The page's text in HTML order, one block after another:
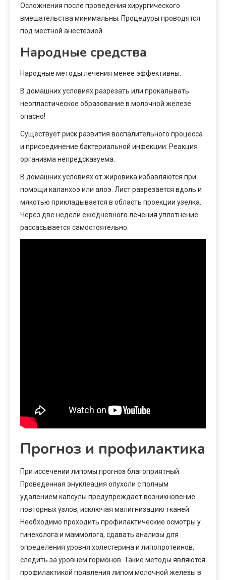
Осложнения после проведения хирургического
вмешательства минимальны. Процедуры проводятся
под местной анестезией.
Народные средства
Народные методы лечения менее эффективны.
В домашних условиях разрезать или прокалывать
неопластическое образование в молочной железе
опасно!
Существует риск развития воспалительного процесса
и присоединение бактериальной инфекции. Реакция
организма непредсказуема.
В домашних условиях от жировика избавляются при
помощи каланхоэ или алоэ. Лист разрезается вдоль и
мякотью прикладывается в область проекции узелка.
Через две недели ежедневного лечения уплотнение
рассасывается самостоятельно.
Прогноз и профилактика
При иссечении липомы прогноз благоприятный.
Проведенная энуклеация опухоли с полным
удалением капсулы предупреждает возникновение
повторных узлов, исключая малигнизацию тканей.
Необходимо проходить профилактические осмотры у
гинеколога и маммолога, сдавать анализы для
определения уровня холестерина и липопротеинов,
следить за уровнем гормонов. Такие методы являются
профилактикой появления липом молочной железы в